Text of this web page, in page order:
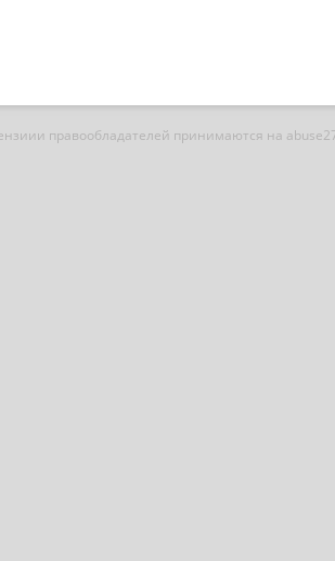
правообладателей принимаются на